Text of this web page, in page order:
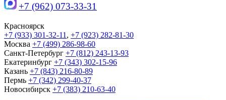
+7 (962) 073-33-31
Красноярск
+7 (933) 301-32-11 , +7 (923) 282-81-30
Москва +7 (499) 286-98-60
Санкт-Петербург +7 (812) 243-13-93
Екатеринбург +7 (343) 302-15-96
Казань +7 (843) 216-80-89
Пермь +7 (342) 299-40-37
Новосибирск +7 (383) 210-63-40